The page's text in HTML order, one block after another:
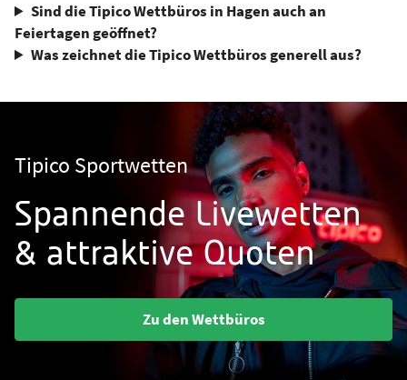
Sind die Tipico Wettbüros in Hagen auch an
Feiertagen geöffnet?
Was zeichnet die Tipico Wettbüros generell aus?
Tipico Sportwetten
Spannende Livewetten
& attraktive Quoten
Zu den Wettbüros